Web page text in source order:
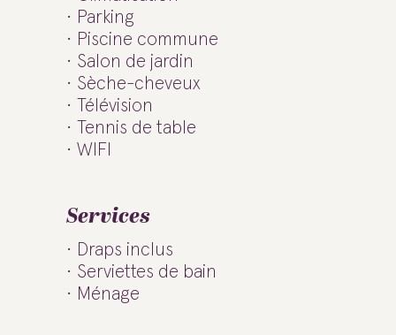
Parking
Piscine commune
Salon de jardin
Sèche-cheveux
Télévision
Tennis de table
WIFI
Services
Draps inclus
Serviettes de bain
Ménage